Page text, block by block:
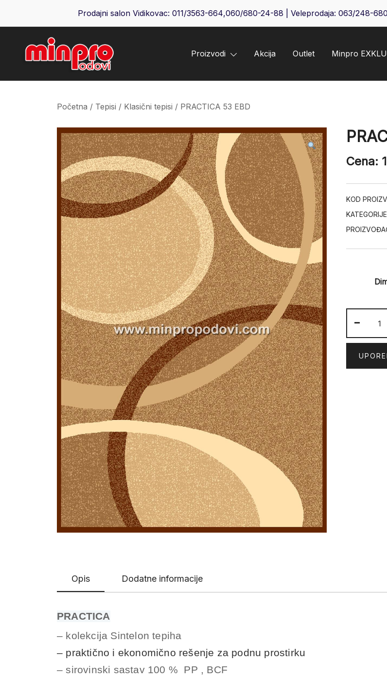
Prodajni salon Vidikovac: 011/3563-664,060/680-24-88 | Veleprodaja: 063/248-680
Minpro podovi
Proizvodi Akcija Outlet Minpro
Početna / Tepisi / Klasični tepisi / PRACTICA 53 EBD
Cena:
KOD
-
53
Opis Dodatne informacije
PRACTICA
– kolekcija Sintelon tepiha
– praktično i ekonomično rešenje za podnu prostirku
– sirovinski sastav 100 % PP , BCF